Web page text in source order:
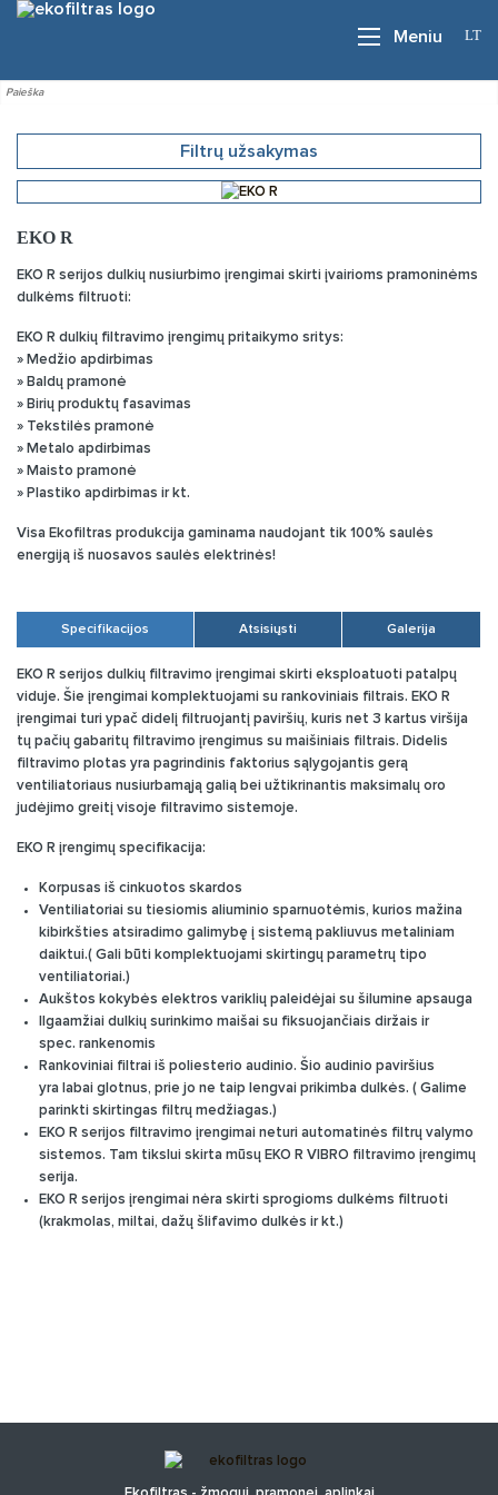
Meniu LT
Filtrų užsakymas
EKO R
EKO R serijos dulkių nusiurbimo įrengimai skirti įvairioms pramoninėms
dulkėms filtruoti:
EKO R dulkių filtravimo įrengimų pritaikymo sritys:
» Medžio apdirbimas
» Baldų pramonė
» Birių produktų fasavimas
» Tekstilės pramonė
» Metalo apdirbimas
» Maisto pramonė
» Plastiko apdirbimas ir kt.
Visa Ekofiltras produkcija gaminama naudojant tik 100% saulės
energiją iš nuosavos saulės elektrinės!
Specifikacijos Atsisiųsti Galerija
EKO R serijos dulkių filtravimo įrengimai skirti eksploatuoti patalpų
viduje. Šie įrengimai komplektuojami su rankoviniais filtrais. EKO R
įrengimai turi ypač didelį filtruojantį paviršių, kuris net 3 kartus viršija
tų pačių gabaritų filtravimo įrengimus su maišiniais filtrais. Didelis
filtravimo plotas yra pagrindinis faktorius sąlygojantis gerą
ventiliatoriaus nusiurbamąją galią bei užtikrinantis maksimalų oro
judėjimo greitį visoje filtravimo sistemoje.
EKO R įrengimų specifikacija:
Korpusas iš cinkuotos skardos
Ventiliatoriai su tiesiomis aliuminio sparnuotėmis, kurios mažina
kibirkšties atsiradimo galimybę į sistemą pakliuvus metaliniam
daiktui.( Gali būti komplektuojami skirtingų parametrų tipo
ventiliatoriai.)
Aukštos kokybės elektros variklių paleidėjai su šilumine apsauga
Ilgaamžiai dulkių surinkimo maišai su fiksuojančiais diržais ir
spec. rankenomis
Rankoviniai filtrai iš poliesterio audinio. Šio audinio paviršius
yra labai glotnus, prie jo ne taip lengvai prikimba dulkės. ( Galime
parinkti skirtingas filtrų medžiagas.)
EKO R serijos filtravimo įrengimai neturi automatinės filtrų valymo
sistemos. Tam tikslui skirta mūsų EKO R VIBRO filtravimo įrengimų
serija.
EKO R serijos įrengimai nėra skirti sprogioms dulkėms filtruoti
(krakmolas, miltai, dažų šlifavimo dulkės ir kt.)